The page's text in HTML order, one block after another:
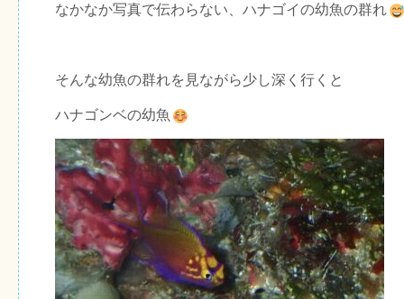
なかなか写真で伝わらない、ハナゴイの幼魚の群れ
そんな幼魚の群れを見ながら少し深く行くと
ハナゴンベの幼魚